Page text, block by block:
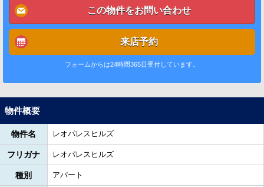
この物件をお問い合わせ
来店予約
フォームからは24時間365日受付しています。
物件概要
物件名 レオパレスヒルズ
フリガナ レオパレスヒルズ
種別 アパート